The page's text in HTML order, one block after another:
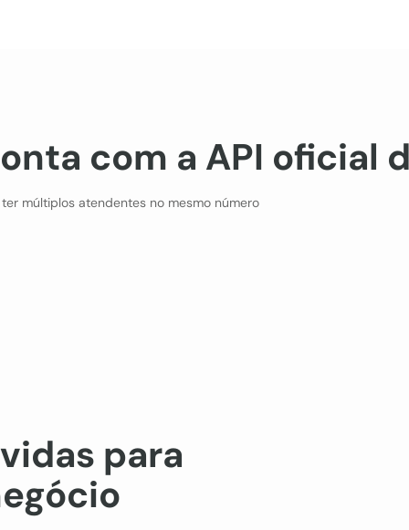
com a API oficial
múltiplos atendentes no mesmo número
para